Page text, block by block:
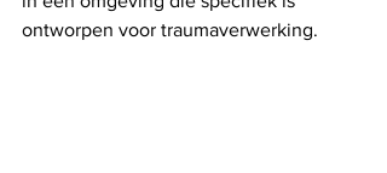
ontworpen voor traumaverwerking.